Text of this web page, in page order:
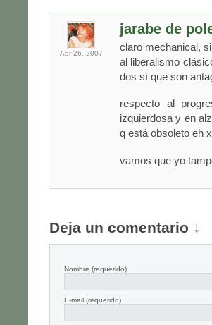
Abr 26, 2007
jarabe de
claro mechanical,
al liberalismo
dos sí que son
respecto al
izquierdosa y en
q está obsoleto eh
vamos que yo
Deja un comentario ↓
Nombre (requerido)
E-mail (requerido)